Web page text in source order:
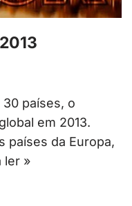
países, o
em 2013.
países da Europa,
ler »